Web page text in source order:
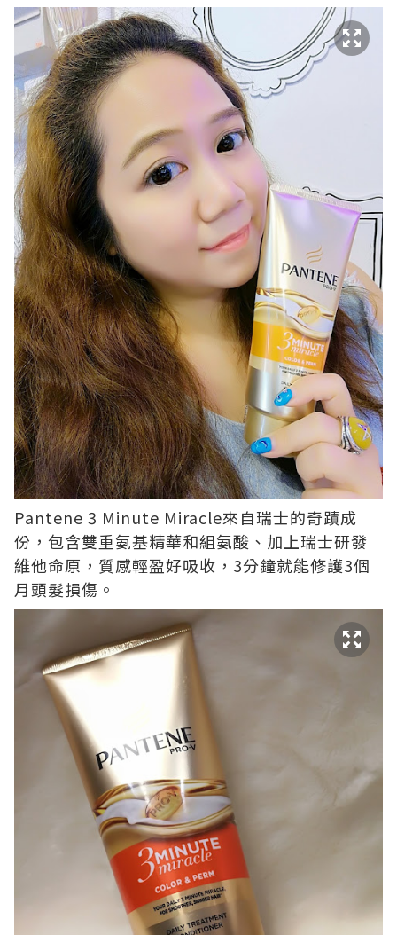
Pantene 3 Minute Miracle來自瑞士的奇蹟成
份，包含雙重氨基精華和組氨酸、加上瑞士研發
維他命原，質感輕盈好吸收， 3分鐘就能修護3個
月頭髮損傷。